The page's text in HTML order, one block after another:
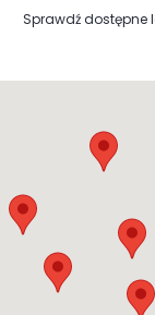
Sprawdź dostępne